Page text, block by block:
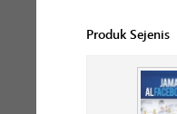
Produk Sejenis